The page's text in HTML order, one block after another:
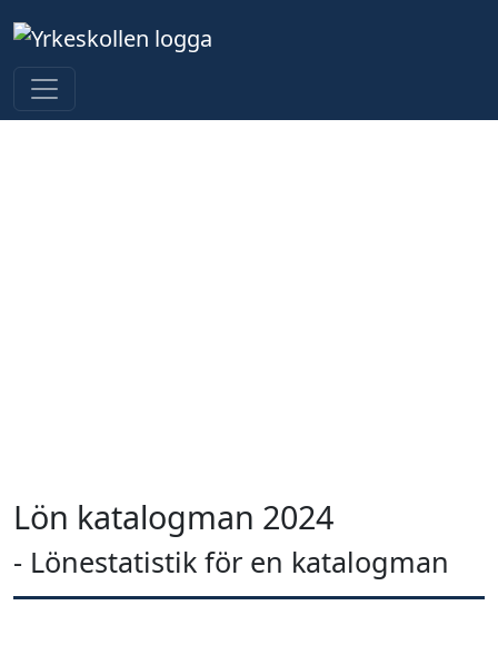
Lön katalogman 2024
- Lönestatistik för en katalogman